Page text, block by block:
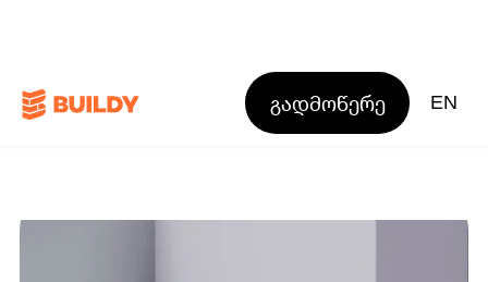
გადმოწერე EN